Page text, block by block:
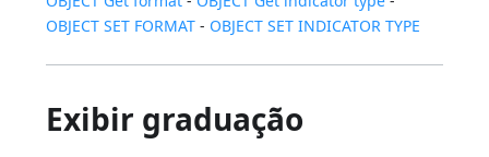
OBJECT SET FORMAT - OBJECT SET INDICATOR TYPE
Exibir graduação